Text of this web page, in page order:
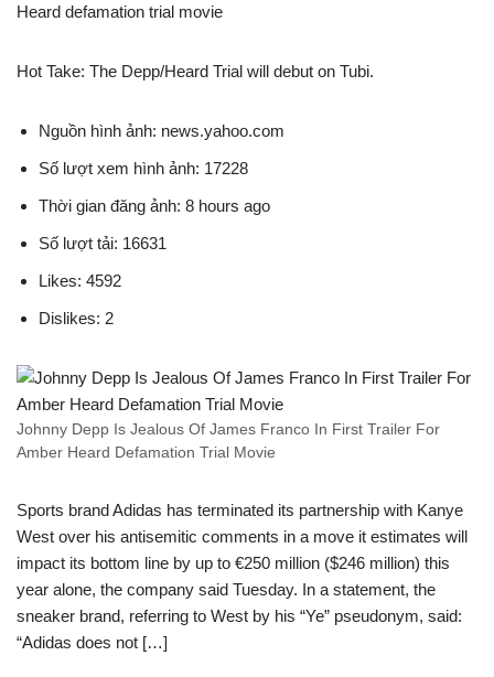
Heard defamation trial movie
Hot Take: The Depp/Heard Trial will debut on Tubi.
Nguồn hình ảnh: news.yahoo.com
Số lượt xem hình ảnh: 17228
Thời gian đăng ảnh: 8 hours ago
Số lượt tải: 16631
Likes: 4592
Dislikes: 2
Johnny Depp Is Jealous Of James Franco In First Trailer For
Amber Heard Defamation Trial Movie
Sports brand Adidas has terminated its partnership with Kanye
West over his antisemitic comments in a move it estimates will
impact its bottom line by up to €250 million ($246 million) this
year alone, the company said Tuesday. In a statement, the
sneaker brand, referring to West by his “Ye” pseudonym, said:
“Adidas does not […]